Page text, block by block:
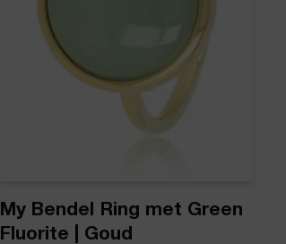
My Bendel Ring met Green
Fluorite | Goud